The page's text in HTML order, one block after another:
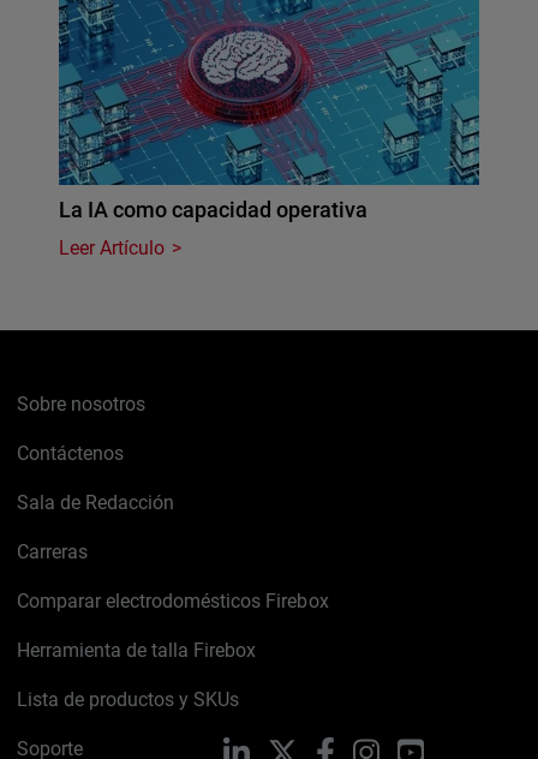
La IA como capacidad operativa
Leer Artículo
Sobre nosotros
Contáctenos
Sala de Redacción
Carreras
Comparar electrodomésticos Firebox
Herramienta de talla Firebox
Lista de productos y SKUs
Soporte LinkedIn FacebookInstagramYouTube